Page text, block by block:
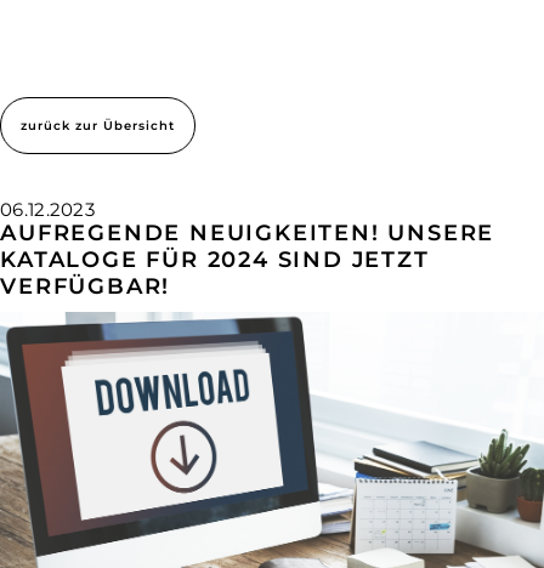
zurück zur Übersicht
06.12.2023
AUFREGENDE NEUIGKEITEN! UNSERE
KATALOGE FÜR 2024 SIND JETZT
VERFÜGBAR!